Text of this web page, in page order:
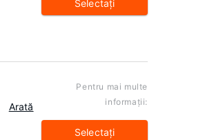
Selectaţi
Arată
Pentru mai multe
informaţii:
Selectaţi